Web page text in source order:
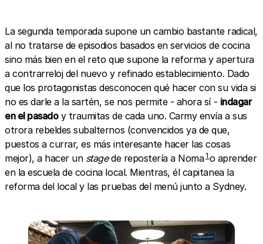
La segunda temporada supone un cambio bastante radical,
al no tratarse de episodios basados en servicios de cocina
sino más bien en el reto que supone la reforma y apertura
a contrarreloj del nuevo y refinado establecimiento. Dado
que los protagonistas desconocen qué hacer con su vida si
no es darle a la sartén, se nos permite - ahora sí - indagar
en el pasadoy traumitas de cada uno. Carmy envía a sus
otrora rebeldes subalternos (convencidos ya de que,
puestos a currar, es más interesante hacer las cosas
mejor), a hacer un stagede repostería a Noma 1o aprender
en la escuela de cocina local. Mientras, él capitanea la
reforma del local y las pruebas del menú junto a Sydney.